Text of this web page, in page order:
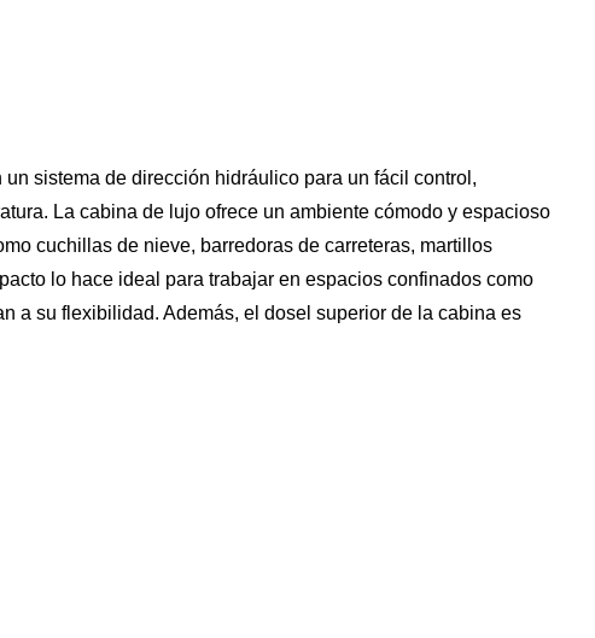
sistema de dirección hidráulico para un fácil control,
La cabina de lujo ofrece un ambiente cómodo y espacioso
cuchillas de nieve, barredoras de carreteras, martillos
lo hace ideal para trabajar en espacios confinados como
a su flexibilidad. Además, el dosel superior de la cabina es